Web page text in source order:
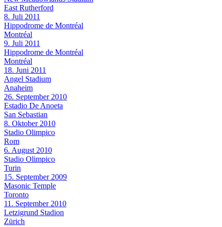
East Rutherford
8. Juli 2011
Hippodrome de Montréal
Montréal
9. Juli 2011
Hippodrome de Montréal
Montréal
18. Juni 2011
Angel Stadium
Anaheim
26. September 2010
Estadio De Anoeta
San Sebastian
8. Oktober 2010
Stadio Olimpico
Rom
6. August 2010
Stadio Olimpico
Turin
15. September 2009
Masonic Temple
Toronto
11. September 2010
Letzigrund Stadion
Zürich